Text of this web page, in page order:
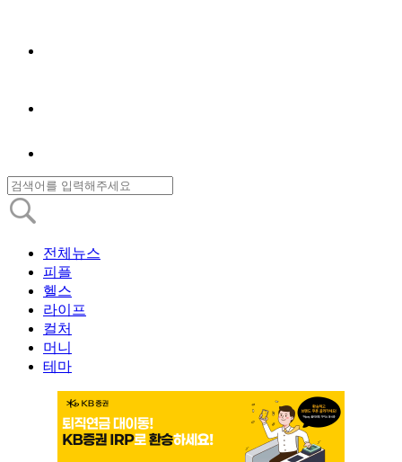
전체뉴스
피플
헬스
라이프
컬처
머니
테마